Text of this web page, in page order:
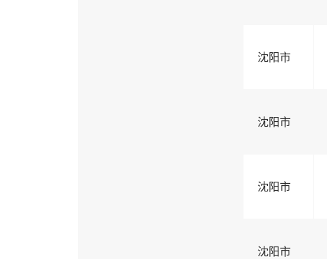
沈阳市
沈阳市
沈阳市
沈阳市